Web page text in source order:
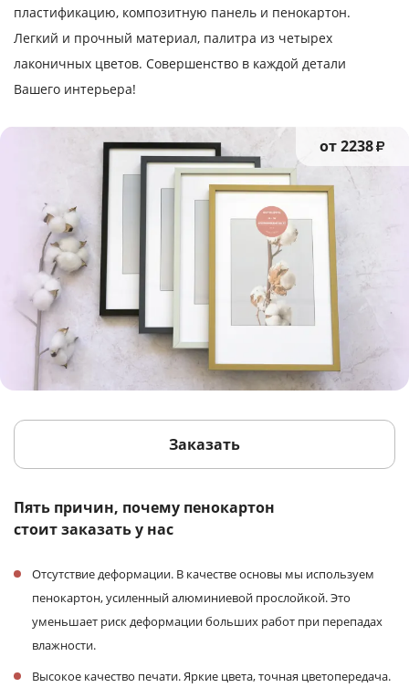
пластификацию, композитную панель и пенокартон.
Легкий и прочный материал, палитра из четырех
лаконичных цветов. Совершенство в каждой детали
Вашего интерьера!
от 2238₽
Заказать
Пять причин, почему пенокартон
стоит заказать у нас
Отсутствие деформации. В качестве основы мы используем
пенокартон, усиленный алюминиевой прослойкой. Это
уменьшает риск деформации больших работ при перепадах
влажности.
Высокое качество печати. Яркие цвета, точная цветопередача.